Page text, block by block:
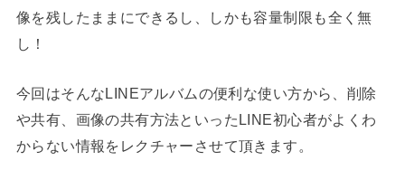
像を残したままにできるし、しかも容量制限も全く無
し！
今回はそんなLINEアルバムの便利な使い方から、削除
や共有、画像の共有方法といったLINE初心者がよくわ
からない情報をレクチャーさせて頂きます。